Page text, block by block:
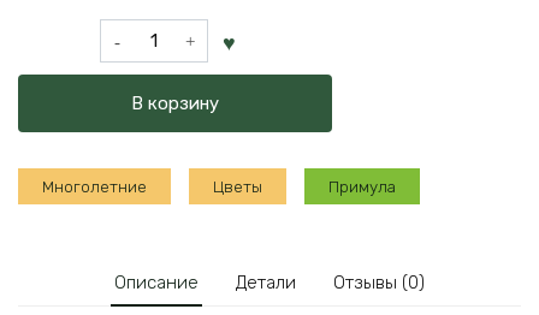
Количество
товара
Пегасус
В корзину
Многолетние Цветы Примула
Описание Детали Отзывы (0)